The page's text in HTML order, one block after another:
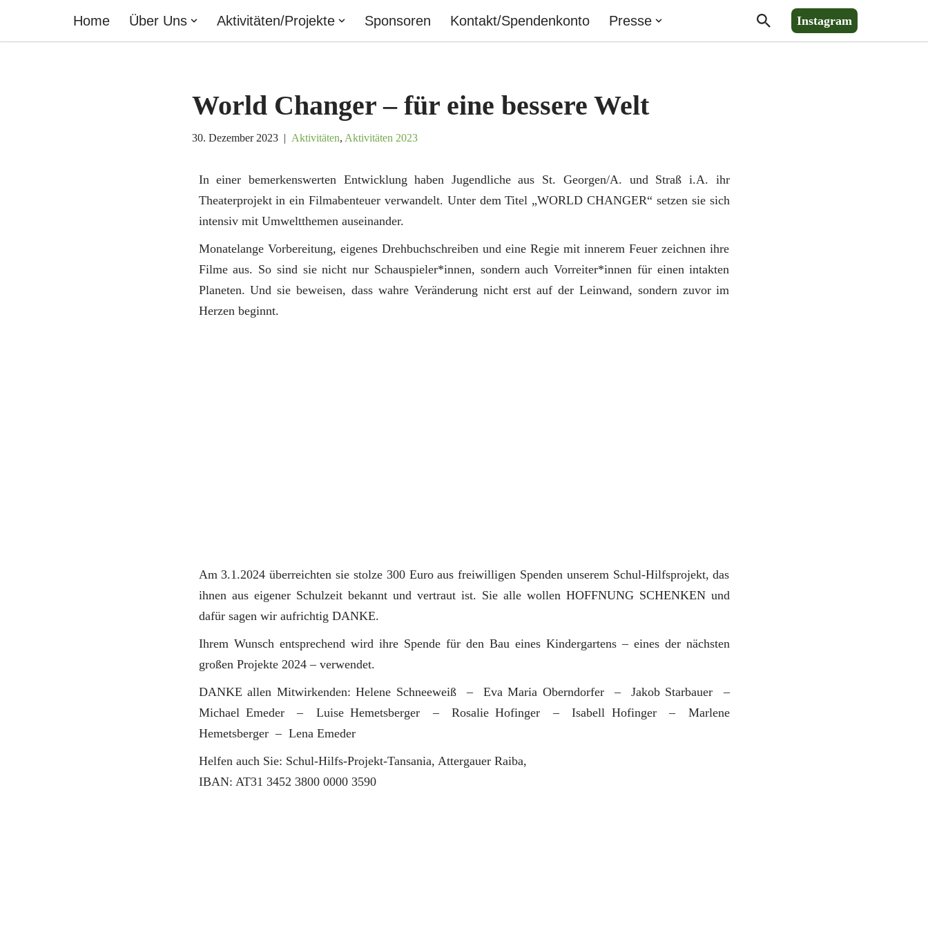
Zum
Home Über Uns Aktivitäten/Projekte Sponsoren Kontakt/Spendenkonto Presse Instagram
World Changer – für eine bessere Welt
30. Dezember 2023 Aktivitäten, Aktivitäten 2023
In einer bemerkenswerten Entwicklung haben Jugendliche aus St. Georgen/A. und Straß i.A. ihr
Theaterprojekt in ein Filmabenteuer verwandelt. Unter dem Titel „WORLD CHANGER“ setzen sie sich
intensiv mit Umweltthemen auseinander.
Monatelange Vorbereitung, eigenes Drehbuchschreiben und eine Regie mit innerem Feuer zeichnen ihre
Filme aus. So sind sie nicht nur Schauspieler*innen, sondern auch Vorreiter*innen für einen intakten
Planeten. Und sie beweisen, dass wahre Veränderung nicht erst auf der Leinwand, sondern zuvor im
Herzen beginnt.
Am 3.1.2024 überreichten sie stolze 300 Euro aus freiwilligen Spenden unserem Schul-Hilfsprojekt, das
ihnen aus eigener Schulzeit bekannt und vertraut ist. Sie alle wollen HOFFNUNG SCHENKEN und
dafür sagen wir aufrichtig DANKE.
Ihrem Wunsch entsprechend wird ihre Spende für den Bau eines Kindergartens – eines der nächsten
großen Projekte 2024 – verwendet.
DANKE allen Mitwirkenden: Helene Schneeweiß – Eva Maria Oberndorfer – Jakob Starbauer –
Michael Emeder – Luise Hemetsberger – Rosalie Hofinger – Isabell Hofinger – Marlene
Hemetsberger – Lena Emeder
Helfen auch Sie: Schul-Hilfs-Projekt-Tansania, Attergauer Raiba,
IBAN: AT31 3452 3800 0000 3590